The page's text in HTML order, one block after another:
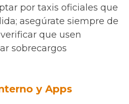
por taxis oficiales que
asegúrate siempre de
que usen
sobrecargos
y Apps